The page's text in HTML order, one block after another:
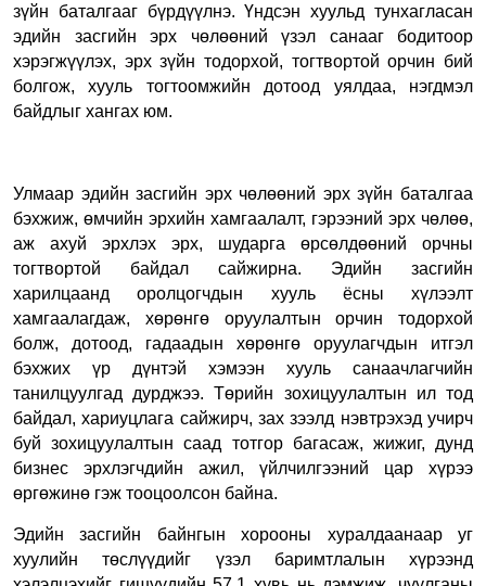
зүйн баталгааг бүрдүүлнэ. Үндсэн хуульд тунхагласан
эдийн засгийн эрх чөлөөний үзэл санааг бодитоор
хэрэгжүүлэх, эрх зүйн тодорхой, тогтвортой орчин бий
болгож, хууль тогтоомжийн дотоод уялдаа, нэгдмэл
байдлыг хангах юм.
Улмаар эдийн засгийн эрх чөлөөний эрх зүйн баталгаа
бэхжиж, өмчийн эрхийн хамгаалалт, гэрээний эрх чөлөө,
аж ахуй эрхлэх эрх, шударга өрсөлдөөний орчны
тогтвортой байдал сайжирна. Эдийн засгийн
харилцаанд оролцогчдын хууль ёсны хүлээлт
хамгаалагдаж, хөрөнгө оруулалтын орчин тодорхой
болж, дотоод, гадаадын хөрөнгө оруулагчдын итгэл
бэхжих үр дүнтэй хэмээн хууль санаачлагчийн
танилцуулгад дурджээ. Төрийн зохицуулалтын ил тод
байдал, хариуцлага сайжирч, зах зээлд нэвтрэхэд учирч
буй зохицуулалтын саад тотгор багасаж, жижиг, дунд
бизнес эрхлэгчдийн ажил, үйлчилгээний цар хүрээ
өргөжинө гэж тооцоолсон байна.
Эдийн засгийн байнгын хорооны хуралдаанаар уг
хуулийн төслүүдийг үзэл баримтлалын хүрээнд